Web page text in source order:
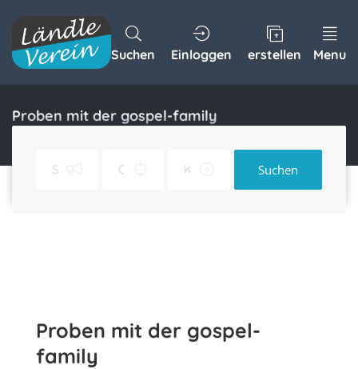
Suchen Einloggen erstellen Menu
Proben mit der gospel-family
Suchen
Proben mit der gospel-
family